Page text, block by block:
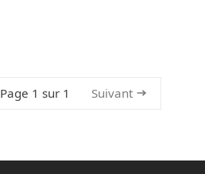
Page 1 sur 1 Suivant